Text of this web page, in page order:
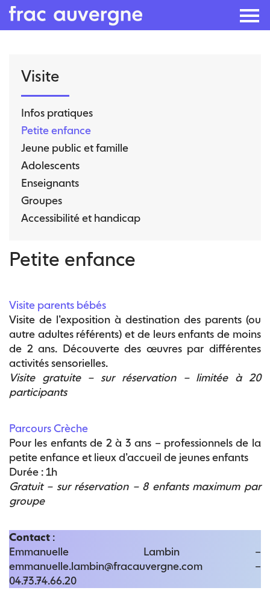
Visite
Infos pratiques
Petite enfance
Jeune public et famille
Adolescents
Enseignants
Groupes
Accessibilité et handicap
Petite enfance
Visite parents bébés
Visite de l’exposition à destination des parents (ou
autre adultes référents) et de leurs enfants de moins
de 2 ans. Découverte des œuvres par différentes
activités sensorielles.
Visite gratuite – sur réservation – limitée à 20
participants
Parcours Crèche
Pour les enfants de 2 à 3 ans – professionnels de la
petite enfance et lieux d’accueil de jeunes enfants
Durée : 1h
Gratuit – sur réservation – 8 enfants maximum par
groupe
Contact :
Emmanuelle Lambin –
emmanuelle.lambin@fracauvergne.com –
04.73.74.66.20